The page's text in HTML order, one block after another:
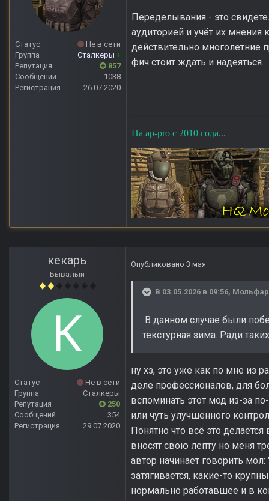
Статус
Не в сети
Группа
Сталкеры +
Репутация
857
Сообщений
1038
Регистрация
26.07.2020
Переделывания - это
аудиторией и учёт их
действительно многолетние
фич стоит ждать и надеяться.
На ap-pro с 2010 года...
кекарь
Бывалый
Статус
Не в сети
Группа
Сталкеры
Репутация
250
Сообщений
354
Регистрация
29.07.2020
Опубликовано 3 мая
В 03.05.2026 в 09:56, Мольфар
В данном случае были
текстурная зима. Ради
ну хз, это уже как по мне из
деле профессионалов, для
вспоминать этот мод из-за
или чуть улучшенного
Понятно что всё это
вносят свою лепту но меня
автор начинает говорить
затягивается, какие-то
нормально работавшее и в